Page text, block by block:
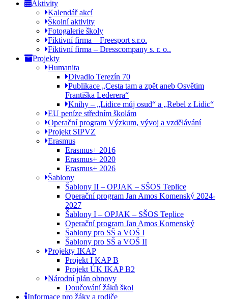
Aktivity
Kalendář akcí
Školní aktivity
Fotogalerie školy
Fiktivní firma – Freesport s.r.o.
Fiktivní firma – Dresscompany s. r. o..
Projekty
Humanita
Divadlo Terezín 70
Publikace „Cesta tam a zpět aneb Osvětim
Františka Lederera“
Knihy – „Lidice můj osud“ a „Rebel z Lidic“
EU peníze středním školám
Operační program Výzkum, vývoj a vzdělávání
Projekt SIPVZ
Erasmus
Erasmus+ 2016
Erasmus+ 2020
Erasmus+ 2026
Šablony
Šablony II – OPJAK – SŠOS Teplice
Operační program Jan Amos Komenský 2024-
2027
Šablony I – OPJAK – SŠOS Teplice
Operační program Jan Amos Komenský
Šablony pro SŠ a VOŠ I
Šablony pro SŠ a VOŠ II
Projekty IKAP
Projekt I KAP B
Projekt ÚK IKAP B2
Národní plán obnovy
Doučování žáků škol
Informace pro žáky a rodiče